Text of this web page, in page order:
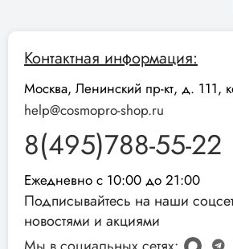
Контактная информация:
Москва, Ленинский пр-кт, д. 111,
help@cosmopro-shop.ru
8(495)788-55-22
Ежедневно с 10:00 до 21:00
Подписывайтесь на наши
новостями и акциями